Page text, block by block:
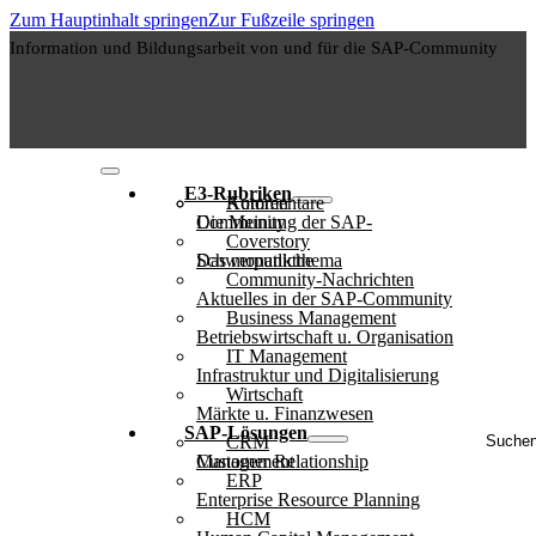
Zum Hauptinhalt springenZur Fußzeile springen
Information und Bildungsarbeit von und für die SAP-Community
E3-Rubriken
Autoren
Kommentare
Die Meinung der SAP-Community
Coverstory
Das monatliche Schwerpunktthema
Community-Nachrichten
Aktuelles in der SAP-Community
Business Management
Betriebswirtschaft u. Organisation
IT Management
Infrastruktur und Digitalisierung
Wirtschaft
Märkte u. Finanzwesen
SAP-Lösungen
CRM
Customer Relationship Management
ERP
Enterprise Resource Planning
HCM
..